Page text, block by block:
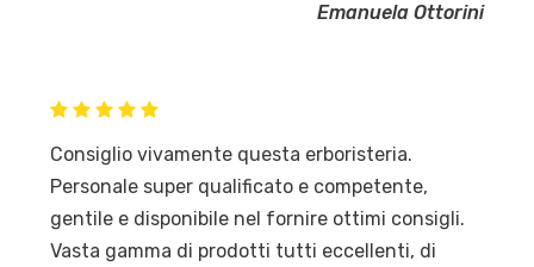
Emanuela Ottorini
Consiglio vivamente questa erboristeria.
Personale super qualificato e competente,
gentile e disponibile nel fornire ottimi consigli.
Vasta gamma di prodotti tutti eccellenti, di